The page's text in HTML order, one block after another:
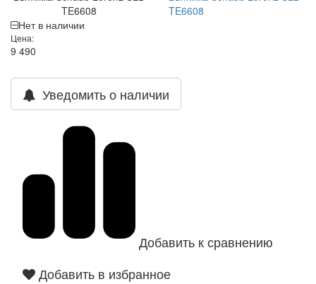
TE6608
TE6608
Нет в наличии
Цена:
9 490
Уведомить о наличии
Добавить к сравнению
Добавить в избранное